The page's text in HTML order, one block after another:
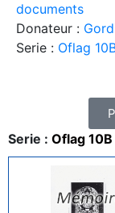
documents
Donateur :
Serie : Oflag
Serie : Oflag